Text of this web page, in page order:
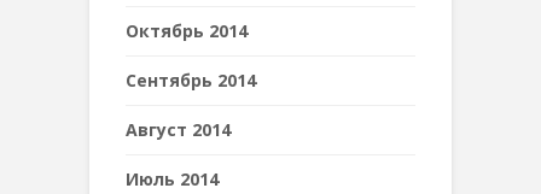
Октябрь 2014
Сентябрь 2014
Август 2014
Июль 2014